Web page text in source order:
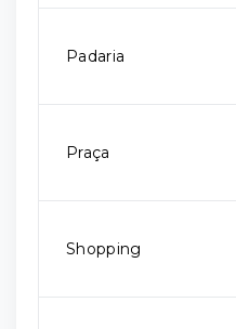
Padaria
Praça
Shopping